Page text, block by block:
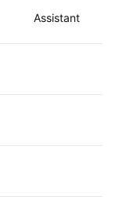
Assistant